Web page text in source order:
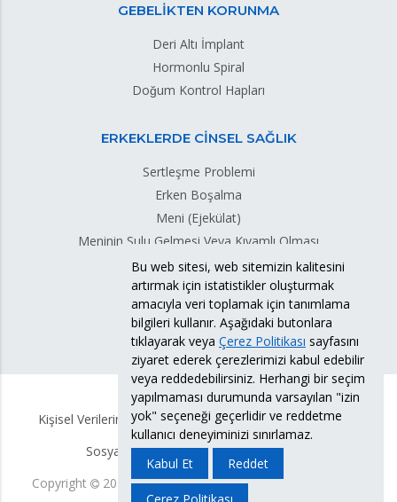
GEBELİKTEN KORUNMA
Deri Altı İmplant
Hormonlu Spiral
Doğum Kontrol Hapları
ERKEKLERDE CİNSEL SAĞLIK
Sertleşme Problemi
Erken Boşalma
Meni (Ejekülat)
Meninin Sulu Gelmesi Veya Kıvamlı Olması
Meni Sızıntısı
Testis Torsiyonu
Kişisel Verilerin Korunması Politikası
KVKK Bilgi Formu
Sosyal Medya Hesabı Aydınlatma Metni
Copyright
2026Doç. Dr. Süleyman Eserdağ.
Bu web sitesi, web sitemizin kalitesini
artırmak için istatistikler oluşturmak
amacıyla veri toplamak için tanımlama
bilgileri kullanır. Aşağıdaki butonlara
tıklayarak veya Çerez Politikası sayfasını
ziyaret ederek çerezlerimizi kabul edebilir
veya reddedebilirsiniz. Herhangi bir seçim
yapılmaması durumunda varsayılan "izin
yok" seçeneği geçerlidir ve reddetme
kullanıcı deneyiminizi sınırlamaz.
Kabul Et
Reddet